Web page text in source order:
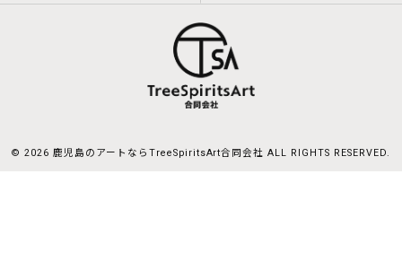
© 2026 鹿児島のアートならTreeSpiritsArt合同会社 ALL RIGHTS RESERVED.